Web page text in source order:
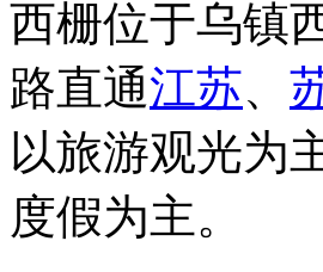
西栅位于乌镇
路直通江苏、
以旅游观光为
度假为主。